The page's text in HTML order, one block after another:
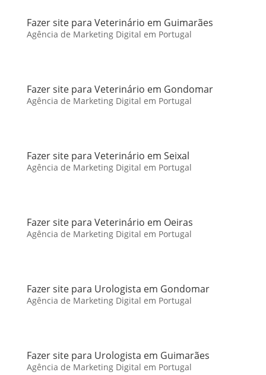
Fazer site para Veterinário em Guimarães
Agência de Marketing Digital em Portugal
Fazer site para Veterinário em Gondomar
Agência de Marketing Digital em Portugal
Fazer site para Veterinário em Seixal
Agência de Marketing Digital em Portugal
Fazer site para Veterinário em Oeiras
Agência de Marketing Digital em Portugal
Fazer site para Urologista em Gondomar
Agência de Marketing Digital em Portugal
Fazer site para Urologista em Guimarães
Agência de Marketing Digital em Portugal